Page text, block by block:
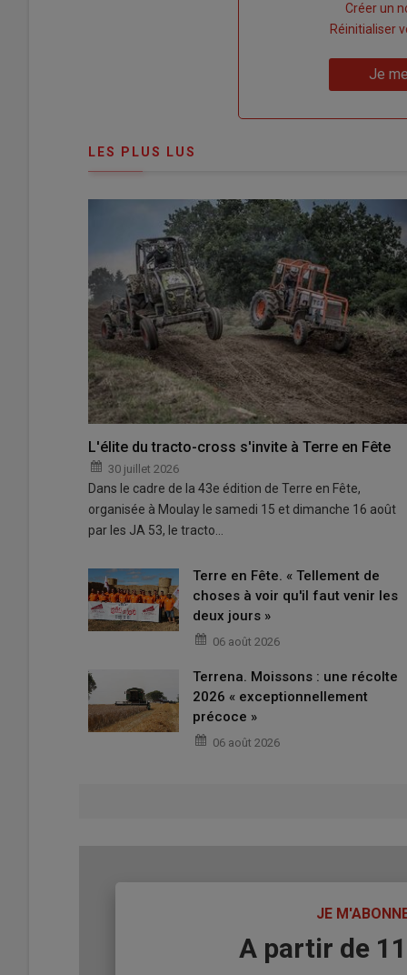
compte"
Créer un
Réinitialiser
Je
LES PLUS LUS
L'élite du tracto-cross s'invite à Terre en Fête
30 juillet 2026
Dans le cadre de la 43e édition de Terre en Fête,
organisée à Moulay le samedi 15 et dimanche 16 août
par les JA 53, le tracto…
Terre en Fête. « Tellement de
choses à voir qu'il faut venir les
deux jours »
06 août 2026
Terrena. Moissons : une récolte
2026 « exceptionnellement
précoce »
06 août 2026
JE
A partir de